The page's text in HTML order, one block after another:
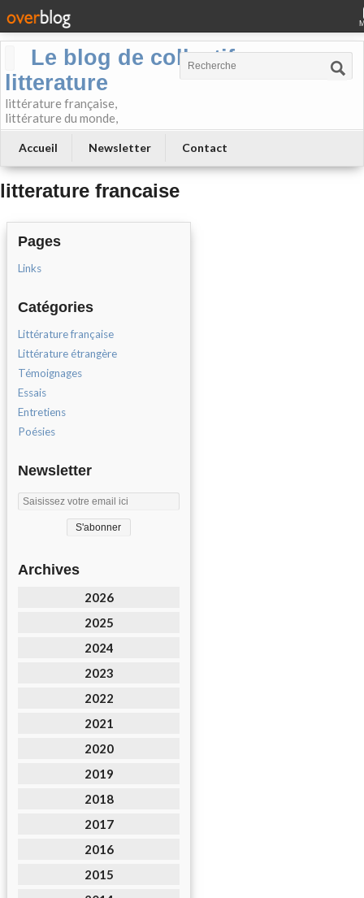
Le blog de collectif-
litterature
littérature française,
littérature du monde,
Accueil Newsletter Contact
litterature francaise
Pages
Links
Catégories
Littérature française
Littérature étrangère
Témoignages
Essais
Entretiens
Poésies
Newsletter
Archives
2026
2025
2024
2023
2022
2021
2020
2019
2018
2017
2016
2015